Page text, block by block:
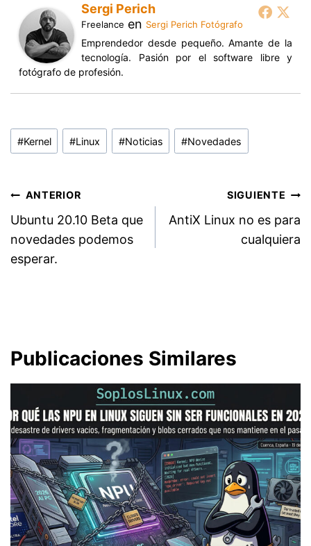
Sergi Perich
Freelance en Sergi Perich Fotógrafo
Emprendedor desde pequeño. Amante de la
tecnología. Pasión por el software libre y
fotógrafo de profesión.
Etiquetas
de
entrada:
#Kernel #Linux #Noticias #Novedades
Navegación
de
entradas
ANTERIOR
Ubuntu 20.10 Beta que
novedades podemos
esperar.
SIGUIENTE
AntiX Linux no es para
cualquiera
Publicaciones Similares